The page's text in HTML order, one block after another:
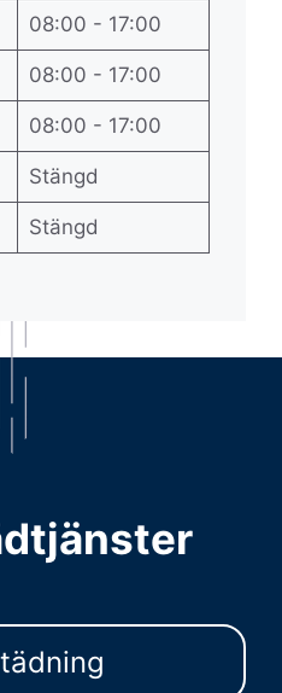
08:00 - 17:00
08:00 - 17:00
08:00 - 17:00
Stängd
Stängd